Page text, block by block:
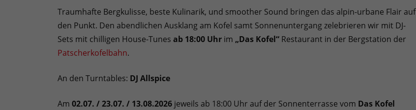
Traumhafte Bergkulisse, beste Kulinarik, und smoother Sound bringen das alpin-urbane Flair auf
den Punkt. Den abendlichen Ausklang am Kofel samt Sonnenuntergang zelebrieren wir mit DJ-
Sets mit chilligen House-Tunes ab 18:00 Uhr im „Das Kofel“ Restaurant in der Bergstation der
Patscherkofelbahn.
An den Turntables: DJ Allspice
Am 02.07. / 23.07. / 13.08.2026 jeweils ab 18:00 Uhr auf der Sonnenterrasse vom Das Kofel